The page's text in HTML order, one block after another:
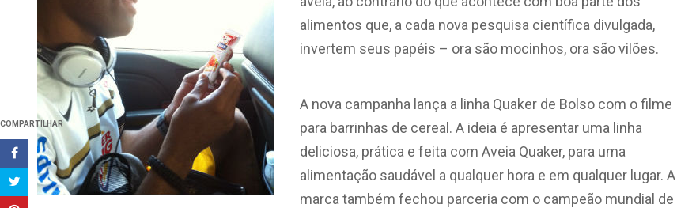
COMPARTILHAR
alimentos que, a cada nova pesquisa científica divulgada,
invertem seus papéis – ora são mocinhos, ora são vilões.
A nova campanha lança a linha Quaker de Bolso com o filme
para barrinhas de cereal. A ideia é apresentar uma linha
deliciosa, prática e feita com Aveia Quaker, para uma
alimentação saudável a qualquer hora e em qualquer lugar. A
marca também fechou parceria com o campeão mundial de